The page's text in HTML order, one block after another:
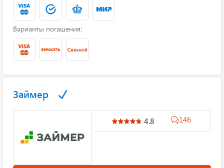
Варианты погашения:
Займер
4.8 146